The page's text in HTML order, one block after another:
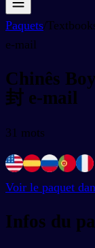
Paquets/
e-mail
Chinês
封 e-mail
31 mots
Voir le paquet
Infos du